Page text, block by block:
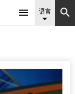
 语言
 